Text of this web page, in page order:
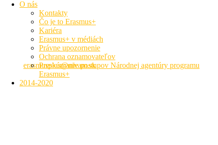
O nás
Kontakty
Čo je to Erasmus+
Kariéra
Erasmus+ v médiách
Právne upozornenie
Ochrana oznamovateľov
Preskúmanie postupov Národnej agentúry programu
Erasmus+
2014-2020
Národná agentúra ERASMUS+ pre oblasť mládeže a športu
Hálova 6, 851 01 Bratislava
+421 905 932 937
erasmusplus@nivam.sk
neformálne vzdelávanie